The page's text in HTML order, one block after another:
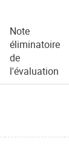
Note
éliminatoire
de
l'évaluation